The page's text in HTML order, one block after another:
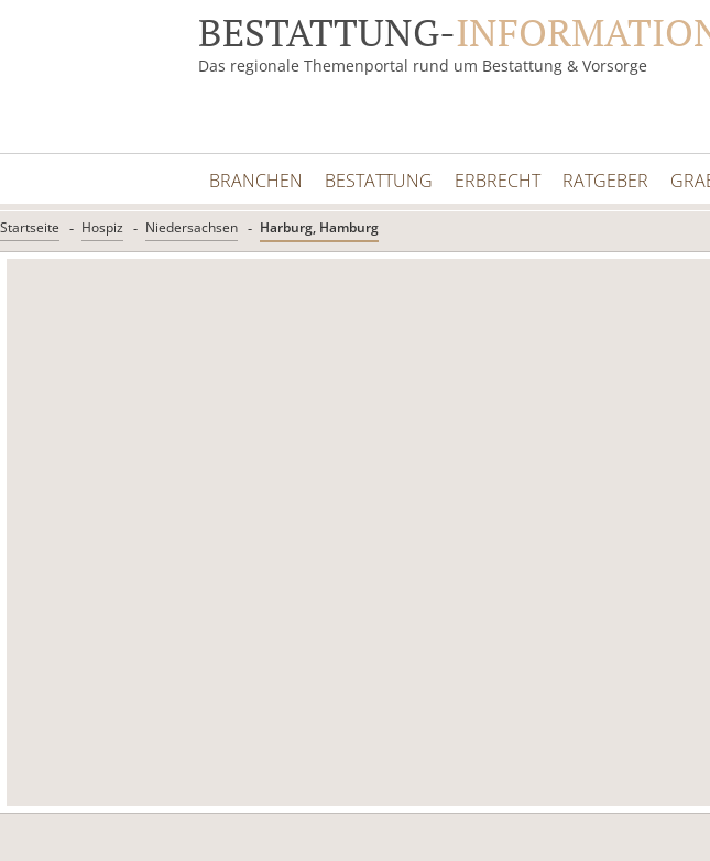
BESTATTUNG-
Das regionale Themenportal rund um Bestattung & Vorsorge
BRANCHEN BESTATTUNG ERBRECHT RATGEBER
Startseite Hospiz Niedersachsen Harburg, Hamburg